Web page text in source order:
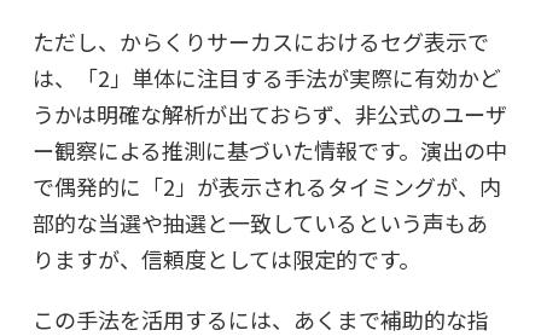
ただし、からくりサーカスにおけるセグ表示で
は、「2」単体に注目する手法が実際に有効かど
うかは明確な解析が出ておらず、非公式のユーザ
ー観察による推測に基づいた情報です。演出の中
で偶発的に「2」が表示されるタイミングが、内
部的な当選や抽選と一致しているという声もあ
りますが、信頼度としては限定的です。
この手法を活用するには、あくまで補助的な指